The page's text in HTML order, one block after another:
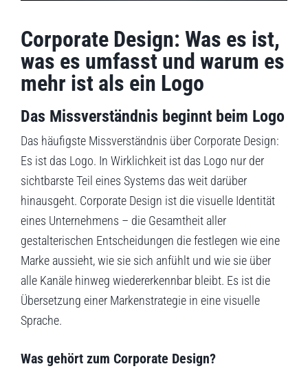
Corporate Design: Was es ist,
was es umfasst und warum es
mehr ist als ein Logo
Das Missverständnis beginnt beim Logo
Das häufigste Missverständnis über Corporate Design:
Es ist das Logo. In Wirklichkeit ist das Logo nur der
sichtbarste Teil eines Systems das weit darüber
hinausgeht. Corporate Design ist die visuelle Identität
eines Unternehmens – die Gesamtheit aller
gestalterischen Entscheidungen die festlegen wie eine
Marke aussieht, wie sie sich anfühlt und wie sie über
alle Kanäle hinweg wiedererkennbar bleibt. Es ist die
Übersetzung einer Markenstrategie in eine visuelle
Sprache.
Was gehört zum Corporate Design?